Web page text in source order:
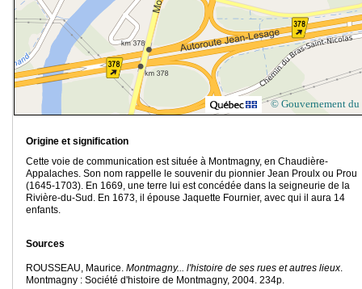
© Gouvernement du
Origine et signification
Cette voie de communication est située à Montmagny, en Chaudière-
Appalaches. Son nom rappelle le souvenir du pionnier Jean Proulx ou Prou
(1645-1703). En 1669, une terre lui est concédée dans la seigneurie de la
Rivière-du-Sud. En 1673, il épouse Jaquette Fournier, avec qui il aura 14
enfants.
Sources
ROUSSEAU, Maurice. Montmagny... l'histoire de ses rues et autres lieux.
Montmagny : Société d'histoire de Montmagny, 2004. 234p.